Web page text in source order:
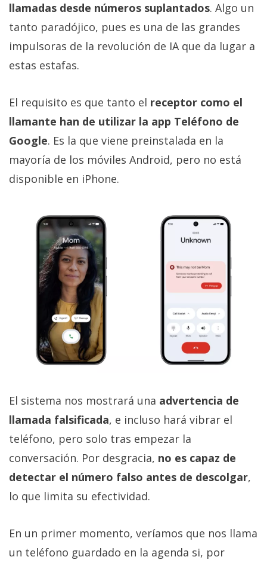
llamadas desde números suplantados. Algo un
tanto paradójico, pues es una de las grandes
impulsoras de la revolución de IA que da lugar a
estas estafas.
El requisito es que tanto el receptor como el
llamante han de utilizar la app Teléfono de
Google. Es la que viene preinstalada en la
mayoría de los móviles Android, pero no está
disponible en iPhone.
El sistema nos mostrará una advertencia de
llamada falsificada, e incluso hará vibrar el
teléfono, pero solo tras empezar la
conversación. Por desgracia, no es capaz de
detectar el número falso antes de descolgar,
lo que limita su efectividad.
En un primer momento, veríamos que nos llama
un teléfono guardado en la agenda si, por